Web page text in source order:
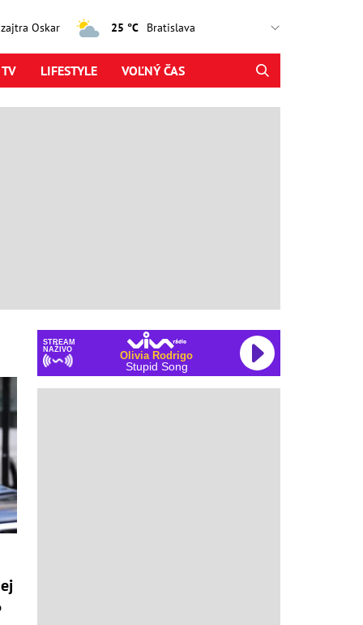
Oskar 25 °C
LIFESTYLE VOĽNÝ ČAS
STREAM
NAŽIVO
Olivia Rodrigo
Stupid Song